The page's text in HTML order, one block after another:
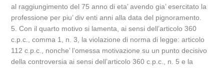
al raggiungimento del 75 anno di eta’ avendo gia’ esercitato la
professione per piu’ div enti anni alla data del pignoramento.
5. Con il quarto motivo si lamenta, ai sensi dell’articolo 360
c.p.c., comma 1, n. 3, la violazione di norma di legge: articolo
112 c.p.c., nonche’ l’omessa motivazione su un punto decisivo
della controversia ai sensi dell’articolo 360 c.p.c., n. 5 e la